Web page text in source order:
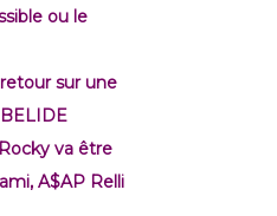
ou le
sur une
va être
A$AP Relli